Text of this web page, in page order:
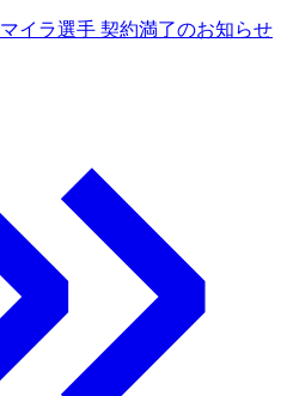
イラ選手 契約満了のお知らせ